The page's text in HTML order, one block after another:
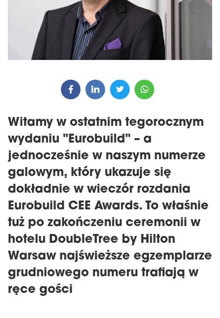
Witamy w ostatnim tegorocznym
wydaniu "Eurobuild" – a
jednocześnie w naszym numerze
galowym, który ukazuje się
dokładnie w wieczór rozdania
Eurobuild CEE Awards. To właśnie
tuż po zakończeniu ceremonii w
hotelu DoubleTree by Hilton
Warsaw najświeższe egzemplarze
grudniowego numeru trafiają w
ręce gości